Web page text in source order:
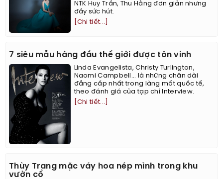
NTK Huy Trần, Thu Hằng đơn giản nhưng
đầy sức hút.
[Chi tiết...]
7 siêu mẫu hàng đầu thế giới được tôn vinh
Linda Evangelista, Christy Turlington,
Naomi Campbell... là những chân dài
đẳng cấp nhất trong làng mốt quốc tế,
theo đánh giá của tạp chí Interview.
[Chi tiết...]
Thùy Trang mặc váy hoa nép mình trong khu
vườn cổ